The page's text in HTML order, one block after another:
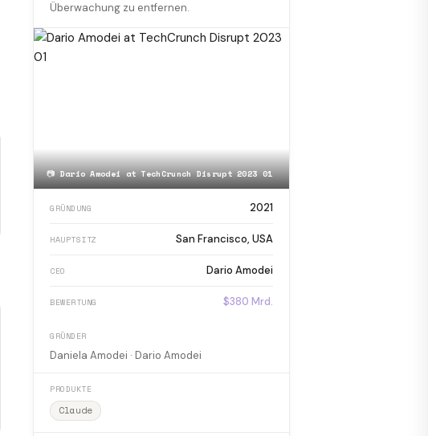
Überwachung zu entfernen.
📷Dario Amodei at TechCrunch Disrupt 2023 01
GRÜNDUNG 2021
HAUPTSITZ San Francisco, USA
CEO Dario Amodei
BEWERTUNG $380 Mrd.
GRÜNDER
Daniela Amodei · Dario Amodei
PRODUKTE
Claude